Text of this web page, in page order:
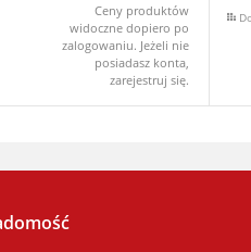
Ceny produktów
widoczne dopiero po
zalogowaniu. Jeżeli nie
posiadasz konta,
zarejestruj się.